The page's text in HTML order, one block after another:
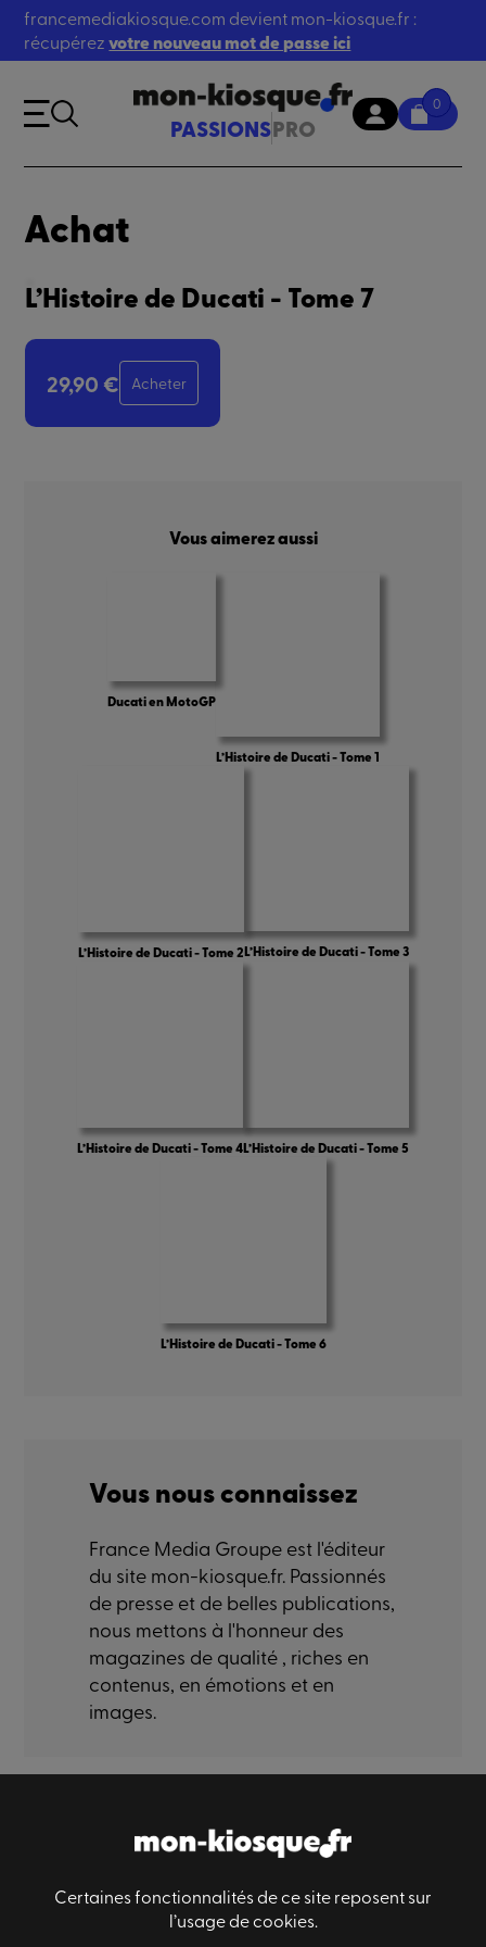
Certaines fonctionnalités de ce site reposent sur
l’usage de cookies.
francemediakiosque.com devient mon-kiosque.fr :
récupérezvotre nouveau mot de passe ici
PASSIONSPRO
0
Achat
L’Histoire de Ducati - Tome 7
29,90 € Acheter
Vous aimerez aussi
Ducati en MotoGP
L’Histoire de Ducati - Tome 1
L’Histoire de Ducati - Tome 2L’Histoire de Ducati - Tome 3
L’Histoire de Ducati - Tome 4L’Histoire de Ducati - Tome 5
L’Histoire de Ducati - Tome 6
Vous nous connaissez
France Media Groupe est l'éditeur
du site mon-kiosque.fr. Passionnés
de presse et de belles publications,
nous mettons à l'honneur des
magazines de qualité , riches en
contenus, en émotions et en
images.